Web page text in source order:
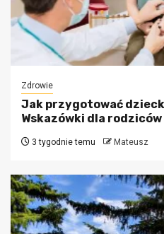
Zdrowie
Jak przygotować
Wskazówki dla rodziców
3 tygodnie temu Mateusz